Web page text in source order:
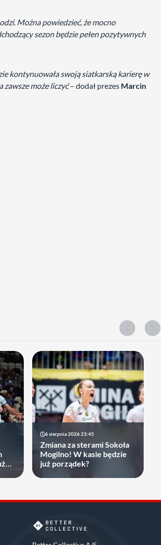
Można powiedzieć, że mocno
sezon będzie pełen pozytywnych
kontynuowała swoją siatkarską karierę w
może liczyć– dodał prezes Marcin
6 sierpnia 2026 23:45
Zmiana za sterami Sokoła
Mogilno! W kasie będzie
już porządek?